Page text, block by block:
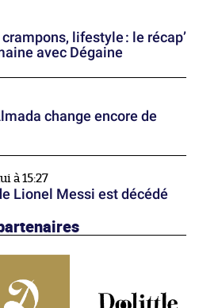
lifestyle : le récap’
avec Dégaine
change encore de
à 15:27
Lionel Messi est décédé